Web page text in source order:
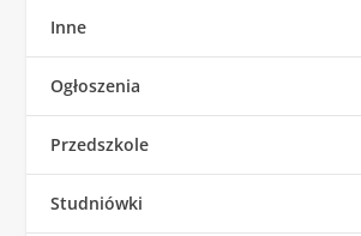
Inne
Ogłoszenia
Przedszkole
Studniówki